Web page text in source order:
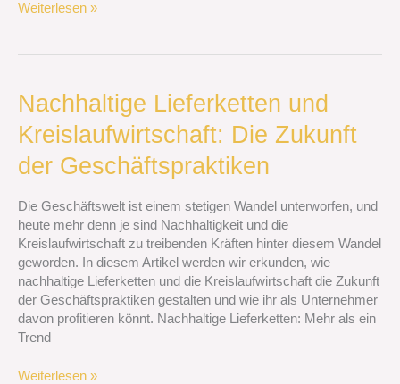
Weiterlesen »
Nachhaltige Lieferketten und
Kreislaufwirtschaft: Die Zukunft
der Geschäftspraktiken
Die Geschäftswelt ist einem stetigen Wandel unterworfen, und
heute mehr denn je sind Nachhaltigkeit und die
Kreislaufwirtschaft zu treibenden Kräften hinter diesem Wandel
geworden. In diesem Artikel werden wir erkunden, wie
nachhaltige Lieferketten und die Kreislaufwirtschaft die Zukunft
der Geschäftspraktiken gestalten und wie ihr als Unternehmer
davon profitieren könnt. Nachhaltige Lieferketten: Mehr als ein
Trend
Nachhaltige
Lieferketten
und
Die
der
Geschäftspraktiken
Weiterlesen »